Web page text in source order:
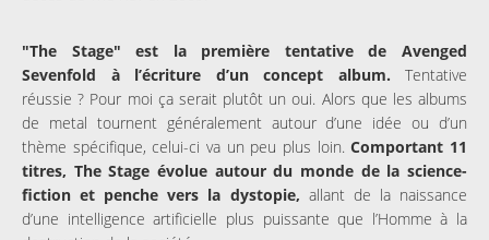
"The Stage" est la première tentative de Avenged
Sevenfold à l’écriture d’un concept album. Tentative
réussie ? Pour moi ça serait plutôt un oui. Alors que les albums
de metal tournent généralement autour d’une idée ou d’un
thème spécifique, celui-ci va un peu plus loin.Comportant 11
titres, The Stage évolue autour du monde de la science-
fiction et penche vers la dystopie, allant de la naissance
d’une intelligence artificielle plus puissante que l’Homme à la